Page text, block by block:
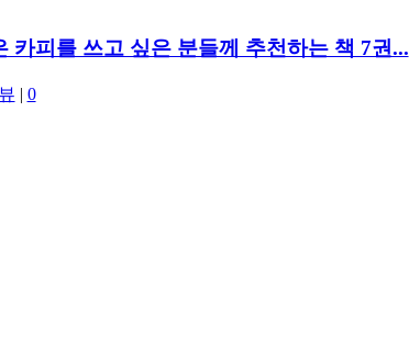
카피를 쓰고 싶은 분들께 추천하는 책 7권...
| 0